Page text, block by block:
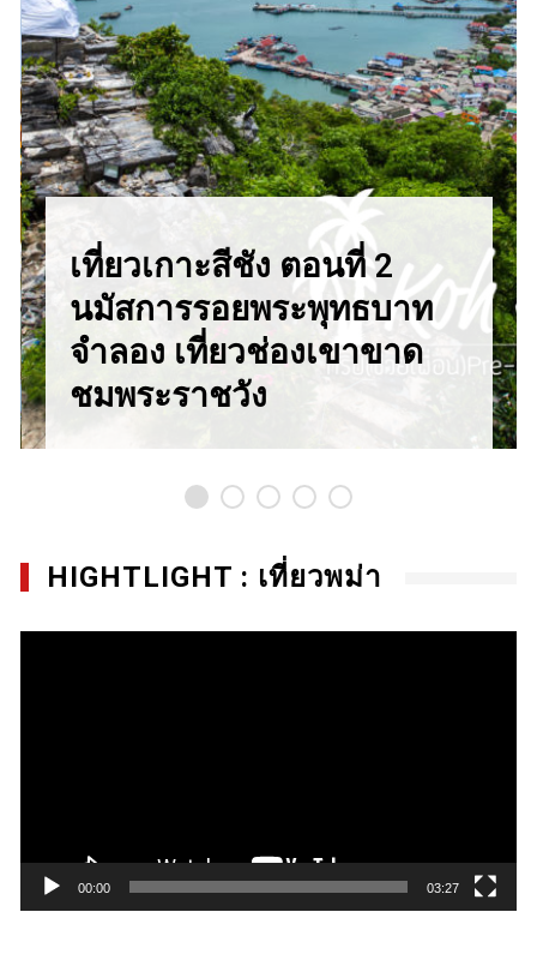
เที่ยวเกาะสีชัง ตอนที่ 2
นมัสการรอยพระพุทธบาท
จำลอง เที่ยวช่องเขาขาด
ชมพระราชวัง
HIGHTLIGHT : เที่ยวพม่า
00:00 03:27